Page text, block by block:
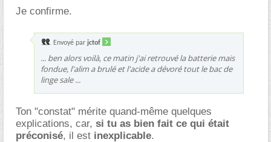
Je confirme.
Envoyé par jctof
... ben alors voilà, ce matin j'ai retrouvé la batterie mais
fondue, l'alim a brulé et l'acide a dévoré tout le bac de
linge sale ...
Ton "constat" mérite quand-même quelques
explications, car, si tu as bien fait ce qui était
préconisé, il est inexplicable.